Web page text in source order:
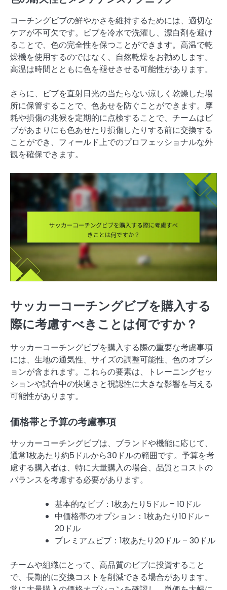
コーチングビブの鮮やかさを維持するためには、適切な
ケアが不可欠です。ビブを冷水で洗濯し、漂白剤を避け
ることで、色の完全性を保つことができます。高温で乾
燥機を使用するのではなく、自然乾燥をお勧めします。
高温は時間とともに色を褪せさせる可能性があります。
さらに、ビブを直射日光の当たらない涼しく乾燥した場
所に保管することで、色あせを防ぐことができます。摩
耗や損傷の兆候を定期的に点検することで、チームはビ
ブがあまりにも色あせたり損傷したりする前に交換する
ことができ、フィールド上でのプロフェッショナルな外
観を確保できます。
サッカーコーチングビブを購入する
際に考慮すべきことは何ですか？
サッカーコーチングビブを購入する際の重要な考慮事項
には、生地の通気性、サイズの調整可能性、色のオプシ
ョンが含まれます。これらの要素は、トレーニングセッ
ションや試合中の快適さと視認性に大きな影響を与える
可能性があります。
価格帯と予算の考慮事項
サッカーコーチングビブは、ブランドや機能に応じて、
通常1枚あたり約5ドルから30ドルの範囲です。予算を考
慮する購入者は、特に大量購入の場合、品質とコストの
バランスを考慮する必要があります。
基本的なビブ：1枚あたり5ドル – 10ドル
中価格帯のオプション：1枚あたり10ドル –
20ドル
プレミアムビブ：1枚あたり20ドル – 30ドル
チームや組織にとって、高品質のビブに投資すること
で、長期的に交換コストを削減できる場合があります。